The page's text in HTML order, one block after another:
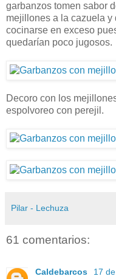
garbanzos tomen sabor
mejillones a la cazuela y
cocinarse en exceso
quedarían poco jugosos.
Decoro con los
espolvoreo con perejil.
Pilar - Lechuza
61 comentarios:
Caldebarcos
17